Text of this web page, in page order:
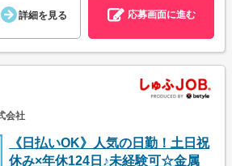
詳細を見る 応募画面に進む
会社
《日払いOK》人気の日勤！土日祝
休み×年休124日♪未経験可☆金属